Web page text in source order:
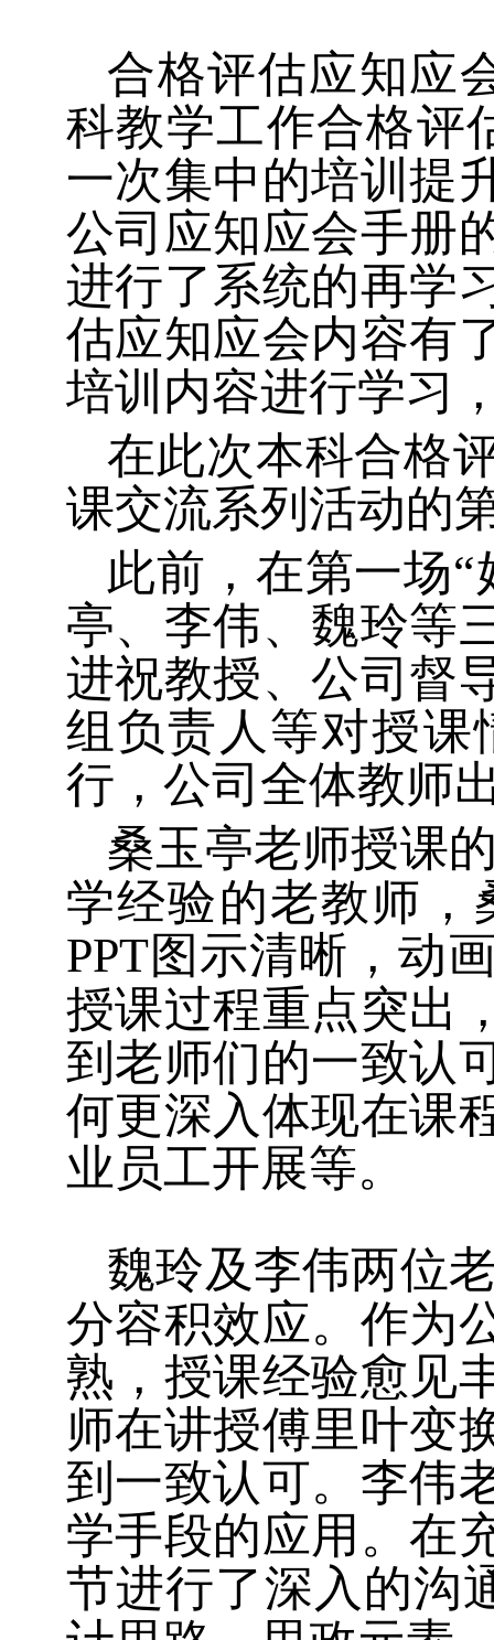
合格评估应知应
科教学工作合格评
一次集中的培训提
公司应知应会手册
进行了系统的再学
估应知应会内容有
培训内容进行学习
在此次本科合格
课交流系列活动的
此前，在第一场
亭、李伟、魏玲等
进祝教授、公司督
组负责人等对授课
行，公司全体教师
桑玉亭老师授课
学经验的老教师，
PPT图示清晰，动
授课过程重点突出
到老师们的一致认
何更深入体现在课
业员工开展等。
魏玲及李伟两位
分容积效应。作为
熟，授课经验愈见
师在讲授傅里叶变
到一致认可。李伟
学手段的应用。在
节进行了深入的沟